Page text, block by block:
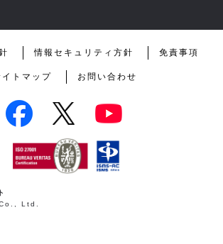
情報セキュリティ方針 免責事項
イトマップ お問い合わせ
Ltd.